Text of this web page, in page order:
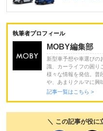
執筆者プロフィール
MOBY編集部
新型車予想や車選びの
識、カーライフの困り
様々な情報を発信。普
や、あまりクルマに興
記事一覧はこちら >
＼ この記事が役に